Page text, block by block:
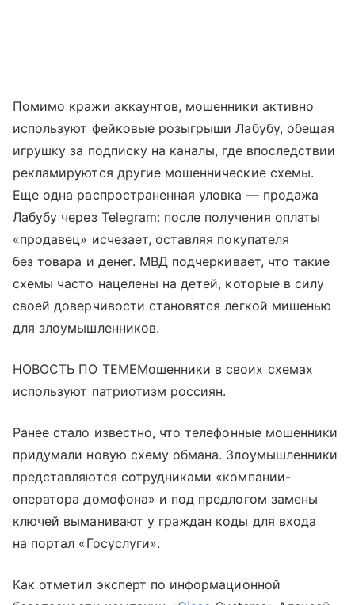
Помимо кражи аккаунтов, мошенники активно
используют фейковые розыгрыши Лабубу, обещая
игрушку за подписку на каналы, где впоследствии
рекламируются другие мошеннические схемы.
Еще одна распространенная уловка — продажа
Лабубу через Telegram: после получения оплаты
«продавец» исчезает, оставляя покупателя
без товара и денег. МВД подчеркивает, что такие
схемы часто нацелены на детей, которые в силу
своей доверчивости становятся легкой мишенью
для злоумышленников.
НОВОСТЬ ПО ТЕМЕМошенники в своих схемах
используют патриотизм россиян.
Ранее стало известно, что телефонные мошенники
придумали новую схему обмана. Злоумышленники
представляются сотрудниками «компании-
оператора домофона» и под предлогом замены
ключей выманивают у граждан коды для входа
на портал «Госуслуги».
Как отметил эксперт по информационной